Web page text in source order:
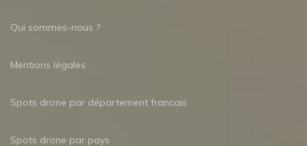
Qui sommes-nous ?
Mentions légales
Spots drone par département francais
Spots drone par pays